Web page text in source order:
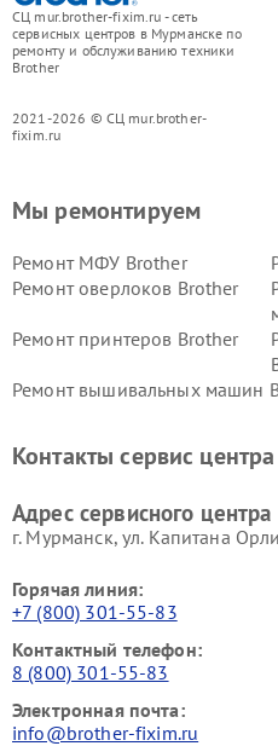
СЦ mur.brother-fixim.ru - сеть
сервисных центров в Мурманске по
ремонту и обслуживанию техники
Brother
2021-2026 © СЦ mur.brother-
fixim.ru
Мы ремонтируем
Ремонт МФУ Brother
Ремонт оверлоков Brother
Ремонт принтеров Brother
Ремонт вышивальных машин
Контакты сервис центра
Адрес сервисного
г. Мурманск, ул. Капитана
Горячая линия:
+7 (800) 301-55-83
Контактный телефон:
8 (800) 301-55-83
Электронная почта:
info@brother-fixim.ru